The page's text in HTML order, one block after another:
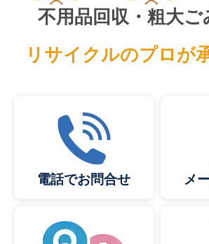
不用品回収・粗大ご
リサイクルのプロが
電話でお問合せ メ